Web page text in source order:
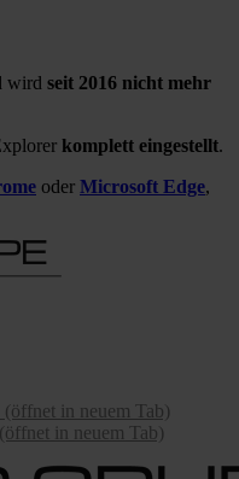
wird seit 2016 nicht mehr
komplett eingestellt.
oder Microsoft Edge,